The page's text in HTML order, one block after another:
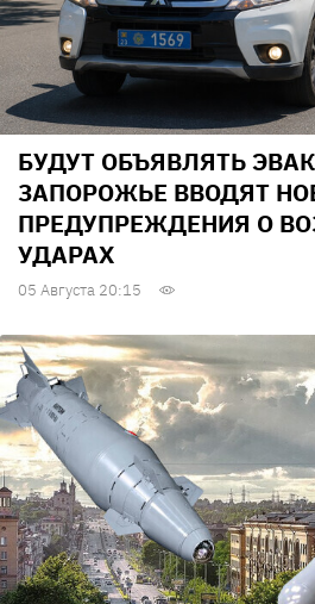
БУДУТ ОБЪЯВЛЯТЬ
ЗАПОРОЖЬЕ ВВОДЯТ
ПРЕДУПРЕЖДЕНИЯ О
УДАРАХ
05 Августа 20:15